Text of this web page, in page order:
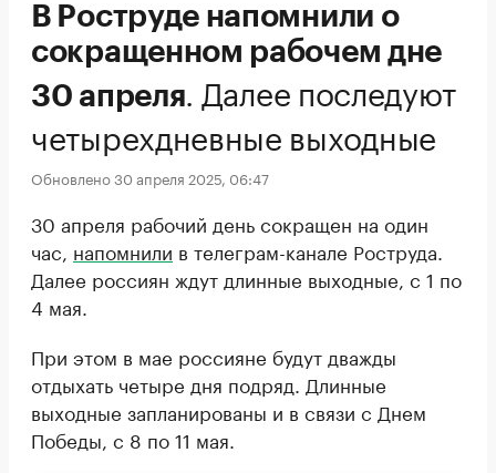
В Роструде напомнили о
сокращенном рабочем дне
30 апреля. Далее последуют
четырехдневные выходные
Обновлено 30 апреля 2025, 06:47
30 апреля рабочий день сокращен на один
час, напомнили в телеграм-канале Роструда.
Далее россиян ждут длинные выходные, с 1 по
4 мая.
При этом в мае россияне будут дважды
отдыхать четыре дня подряд. Длинные
выходные запланированы и в связи с Днем
Победы, с 8 по 11 мая.